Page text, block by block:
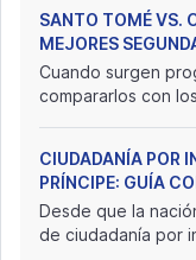
SANTO TOMÉ VS.
MEJORES
Cuando surgen
compararlos con
CIUDADANÍA POR
PRÍNCIPE: GUÍA
Desde que la
de ciudadanía por